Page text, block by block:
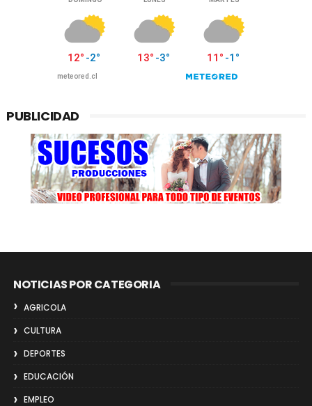
PUBLICIDAD
NOTICIAS POR CATEGORIA
AGRICOLA
CULTURA
DEPORTES
EDUCACIÓN
EMPLEO